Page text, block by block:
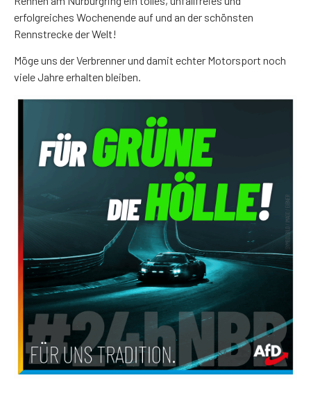
erfolgreiches Wochenende auf und an der schönsten
Rennstrecke der Welt!
Möge uns der Verbrenner und damit echter Motorsport noch
viele Jahre erhalten bleiben.